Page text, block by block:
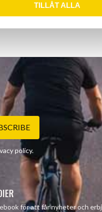
TILLÅT ALLA
policy.
för att får nyheter och